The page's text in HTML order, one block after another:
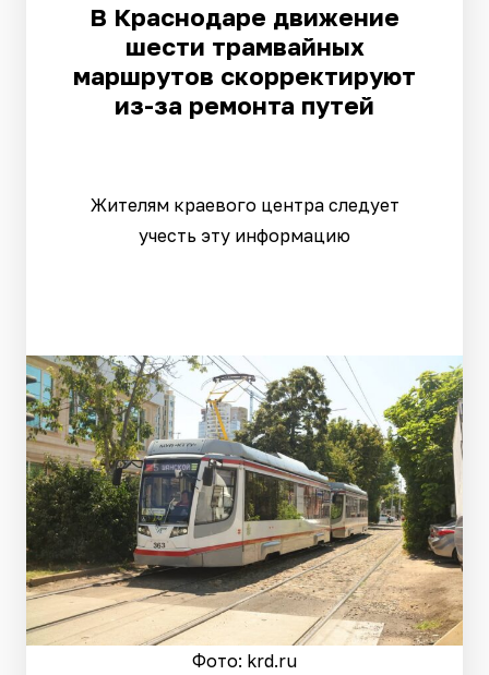
В Краснодаре движение
шести трамвайных
маршрутов скорректируют
из-за ремонта путей
Жителям краевого центра следует
учесть эту информацию
Фото: krd.ru